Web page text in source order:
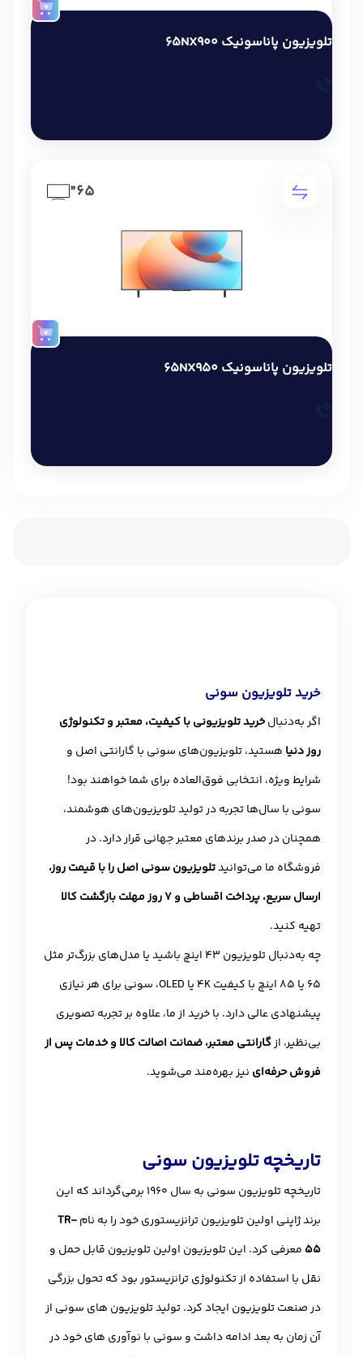
تلویزیون پاناسونیک 65NX900
65”
تلویزیون پاناسونیک 65NX950
خرید تلویزیون سونی
اگر به‌دنبالخرید تلویزیونی با کیفیت، معتبر و تکنولوژی
روز دنیا هستید، تلویزیون‌های سونی با گارانتی اصل و
شرایط ویژه، انتخابی فوق‌العاده برای شما خواهند بود!
سونی با سال‌ها تجربه در تولید تلویزیون‌های هوشمند،
همچنان در صدر برندهای معتبر جهانی قرار دارد. در
فروشگاه ما می‌توانیدتلویزیون سونی اصل را با قیمت روز،
ارسال سریع، پرداخت اقساطی و ۷ روز مهلت بازگشت کالا
تهیه کنید.
چه به‌دنبال تلویزیون 43 اینچ باشید یا مدل‌های بزرگ‌تر مثل
65 یا 85 اینچ با کیفیت 4K یا OLED، سونی برای هر نیازی
پیشنهادی عالی دارد. با خرید از ما، علاوه بر تجربه تصویری
بی‌نظیر، ازگارانتی معتبر، ضمانت اصالت کالا و خدمات پس از
فروش حرفه‌ای نیز بهره‌مند می‌شوید.
تاریخچه تلویزیون سونی
تاریخچه تلویزیون سونی به سال 1960 برمی‌گرداند که این
برند ژاپنی اولین تلویزیون ترانزیستوری خود را به نامTR-
55 معرفی کرد. این تلویزیون اولین تلویزیون قابل حمل و
نقل با استفاده از تکنولوژی ترانزیستور بود که تحول بزرگی
در صنعت تلویزیون ایجاد کرد. تولید تلویزیون های سونی از
آن زمان به بعد ادامه داشت و سونی با نوآوری های خود در